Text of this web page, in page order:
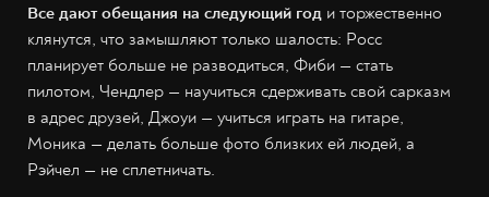
Все дают обещания на следующий год и торжественно
клянутся, что замышляют только шалость: Росс
планирует больше не разводиться, Фиби — стать
пилотом, Чендлер — научиться сдерживать свой сарказм
в адрес друзей, Джоуи — учиться играть на гитаре,
Моника — делать больше фото близких ей людей, а
Рэйчел — не сплетничать.